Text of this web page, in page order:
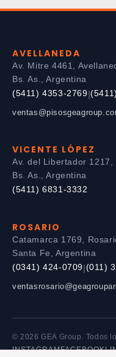
AVELLANEDA
Av. Mitre 4461,
Bs. As., Argentina
(5411) 4353-2769 |
VICENTE LÓPEZ
Av. del Libertador 1217,
Bs. As., Argentina
(5411) 6831-3332
ROSARIO
Catamarca 1769,
Santa Fe, Argentina
(0341) 424-0709 (011)
© 2026 GEA Group. Todos
INSTAGRAMFACEBOOK